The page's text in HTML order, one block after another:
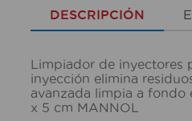
DESCRIPCIÓN
Limpiador de inyectores
inyección elimina
avanzada limpia a
x 5 cm MANNOL